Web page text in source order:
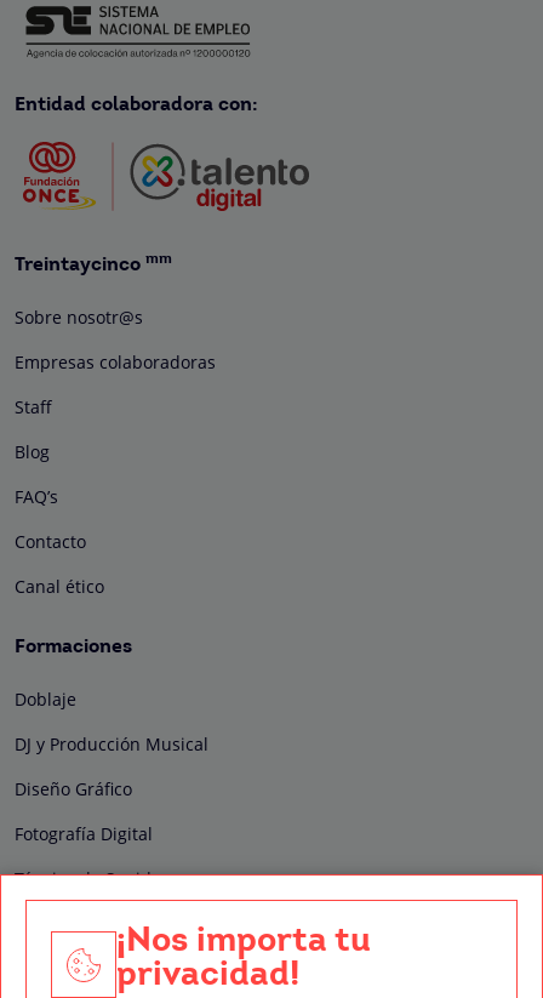
Entidad colaboradora con:
Treintaycinco mm
Sobre nosotr@s
Empresas colaboradoras
Staff
Blog
FAQ’s
Contacto
Canal ético
Formaciones
Doblaje
DJ y Producción Musical
Diseño Gráfico
Fotografía Digital
Técnico de Sonido
Edición y Postproducción de Vídeo
¡Nos importa tu
privacidad!